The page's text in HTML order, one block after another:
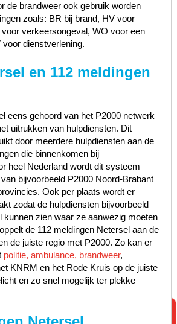
de brandweer ook gebruik worden
zoals: BR bij brand, HV voor
verkeersongeval, WO voor een
dienstverlening.
en 112 meldingen
eens gehoord van het P2000 netwerk
uitrukken van hulpdiensten. Dit
door meerdere hulpdiensten aan de
die binnenkomen bij
heel Nederland wordt dit systeem
bijvoorbeeld P2000 Noord-Brabant
Ook per plaats wordt er
zodat de hulpdiensten bijvoorbeeld
kunnen zien waar ze aanwezig moeten
de 112 meldingen Netersel aan de
de juiste regio met P2000. Zo kan er
politie, ambulance, brandweer,
KNRM en het Rode Kruis op de juiste
en zo snel mogelijk ter plekke